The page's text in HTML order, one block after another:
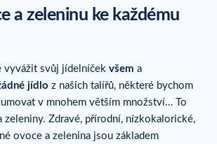
a zeleninu ke každému
vyvážit svůj jídelníček všem a
jídlo z našich talířů, některé bychom
v mnohem větším množství… To
zeleniny. Zdravé, přírodní, nízkokalorické,
ovoce a zelenina jsou základem